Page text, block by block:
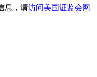
息，请访问美国证监会网